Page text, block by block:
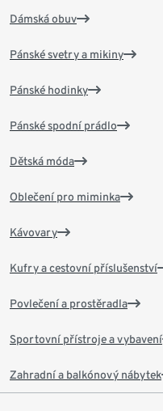
Dámská obuv
Pánské svetry a mikiny
Pánské hodinky
Pánské spodní prádlo
Dětská móda
Oblečení pro miminka
Kávovary
Kufry a cestovní příslušenství
Povlečení a prostěradla
Sportovní přístroje a vybavení
Zahradní a balkónový nábytek